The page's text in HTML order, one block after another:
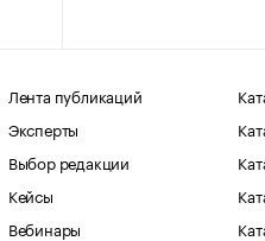
Лента публикаций
Эксперты
Выбор редакции
Кейсы
Вебинары